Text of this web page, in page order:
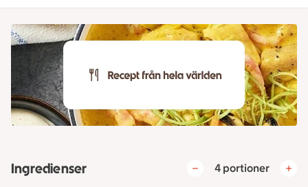
Ingredienser
4 portioner